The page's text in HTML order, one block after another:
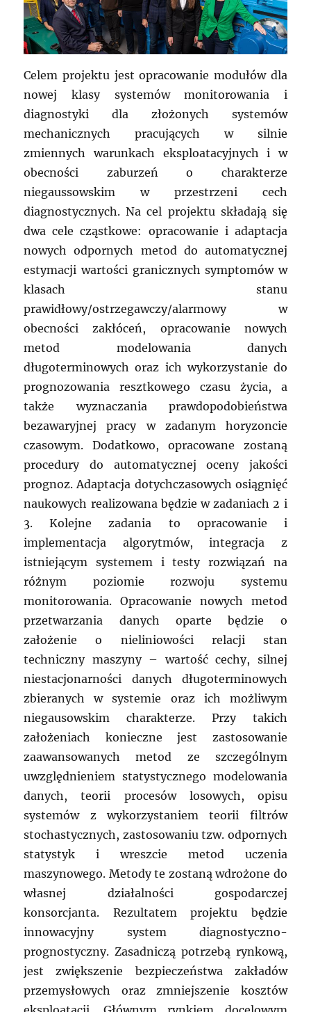
Celem projektu jest opracowanie modułów dla
nowej klasy systemów monitorowania i
diagnostyki dla złożonych systemów
mechanicznych pracujących w silnie
zmiennych warunkach eksploatacyjnych i w
obecności zaburzeń o charakterze
niegaussowskim w przestrzeni cech
diagnostycznych. Na cel projektu składają się
dwa cele cząstkowe: opracowanie i adaptacja
nowych odpornych metod do automatycznej
estymacji wartości granicznych symptomów w
klasach stanu
prawidłowy/ostrzegawczy/alarmowy w
obecności zakłóceń, opracowanie nowych
metod modelowania danych
długoterminowych oraz ich wykorzystanie do
prognozowania resztkowego czasu życia, a
także wyznaczania prawdopodobieństwa
bezawaryjnej pracy w zadanym horyzoncie
czasowym. Dodatkowo, opracowane zostaną
procedury do automatycznej oceny jakości
prognoz. Adaptacja dotychczasowych osiągnięć
naukowych realizowana będzie w zadaniach 2 i
3. Kolejne zadania to opracowanie i
implementacja algorytmów, integracja z
istniejącym systemem i testy rozwiązań na
różnym poziomie rozwoju systemu
monitorowania. Opracowanie nowych metod
przetwarzania danych oparte będzie o
założenie o nieliniowości relacji stan
techniczny maszyny – wartość cechy, silnej
niestacjonarności danych długoterminowych
zbieranych w systemie oraz ich możliwym
niegausowskim charakterze. Przy takich
założeniach konieczne jest zastosowanie
zaawansowanych metod ze szczególnym
uwzględnieniem statystycznego modelowania
danych, teorii procesów losowych, opisu
systemów z wykorzystaniem teorii filtrów
stochastycznych, zastosowaniu tzw. odpornych
statystyk i wreszcie metod uczenia
maszynowego. Metody te zostaną wdrożone do
własnej działalności gospodarczej
konsorcjanta. Rezultatem projektu będzie
innowacyjny system diagnostyczno-
prognostyczny. Zasadniczą potrzebą rynkową,
jest zwiększenie bezpieczeństwa zakładów
przemysłowych oraz zmniejszenie kosztów